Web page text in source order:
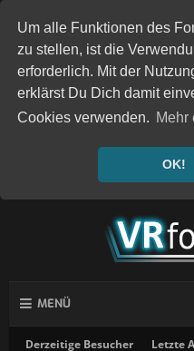
Um alle Funktionen des
zu stellen, ist die
erforderlich. Mit der
erklärst Du Dich damit
Cookies verwenden. Mehr
OK!
MENÜ
Derzeitige Besucher Letzte